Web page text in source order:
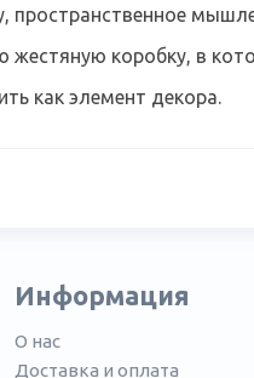
пространственное
коробку, в
как элемент декора.
Информация
О нас
Доставка и оплата